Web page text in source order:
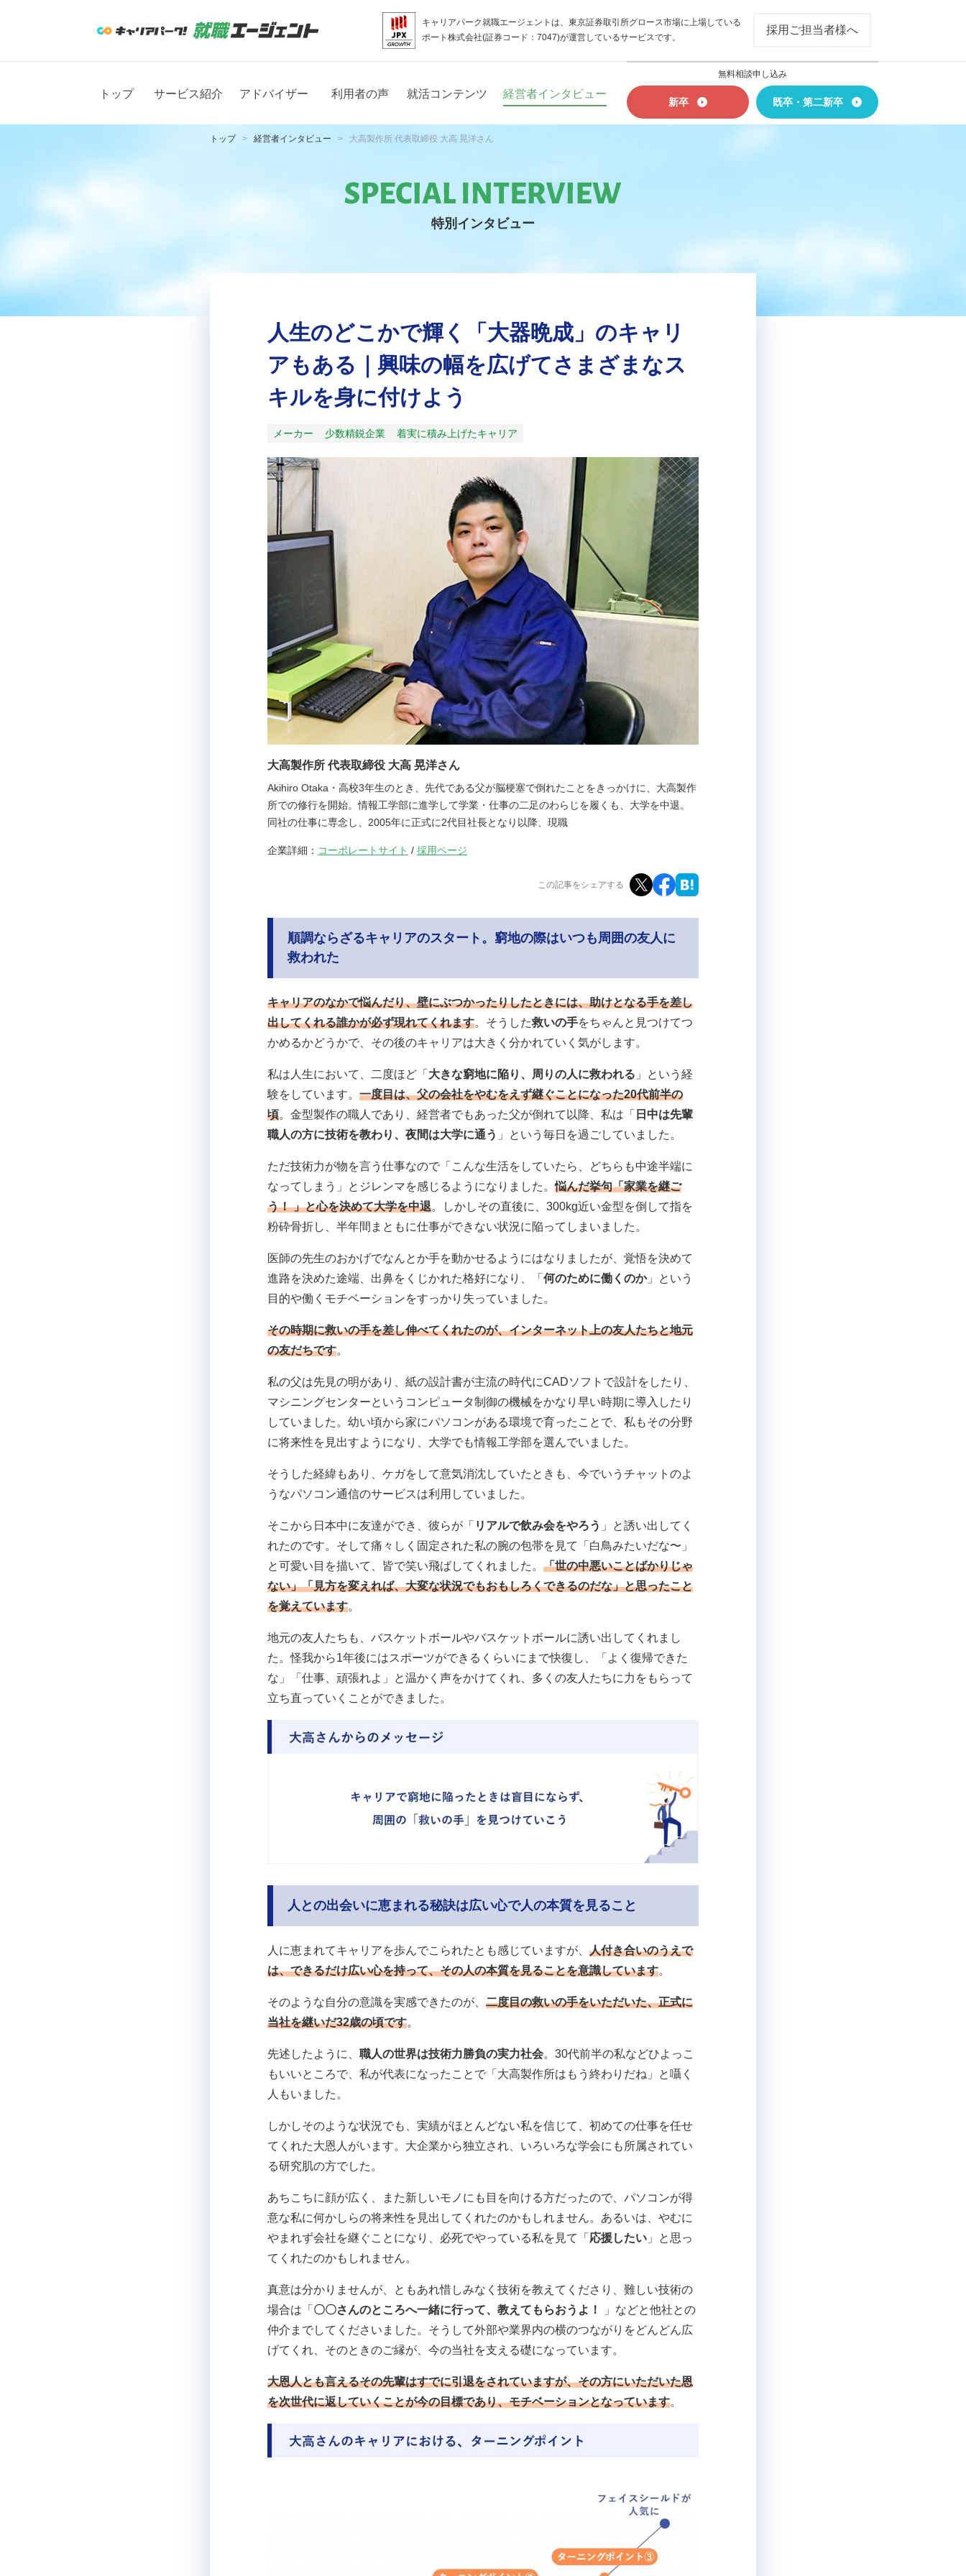
キャリアパーク就職エージェントは、東京証券取引所グロース市場に上場している
ポート株式会社(証券コード：7047)が運営しているサービスです。
採用ご担当者様へ
トップ サービス紹介 アドバイザー 利用者の声 就活コンテンツ 経営者インタビュー
無料相談申し込み
新卒 既卒・第二新卒
トップ 経営者インタビュー 大高製作所 代表取締役 大高 晃洋さん
特別インタビュー
人生のどこかで輝く「大器晩成」のキャリ
アもある｜興味の幅を広げてさまざまなス
キルを身に付けよう
メーカー 少数精鋭企業 着実に積み上げたキャリア
大高製作所 代表取締役 大高 晃洋さん
Akihiro Otaka・高校3年生のとき、先代である父が脳梗塞で倒れたことをきっかけに、大高製作
所での修行を開始。情報工学部に進学して学業・仕事の二足のわらじを履くも、大学を中退。
同社の仕事に専念し、2005年に正式に2代目社長となり以降、現職
企業詳細： コーポレートサイト / 採用ページ
この記事をシェアする
順調ならざるキャリアのスタート。窮地の際はいつも周囲の友人に
救われた
キャリアのなかで悩んだり、壁にぶつかったりしたときには、助けとなる手を差し
出してくれる誰かが必ず現れてくれます。そうした救いの手をちゃんと見つけてつ
かめるかどうかで、その後のキャリアは大きく分かれていく気がします。
私は人生において、二度ほど「 大きな窮地に陥り、周りの人に救われる 」という経
験をしています。 一度目は、父の会社をやむをえず継ぐことになった20代前半の
頃。金型製作の職人であり、経営者でもあった父が倒れて以降、私は「 日中は先輩
職人の方に技術を教わり、夜間は大学に通う 」という毎日を過ごしていました。
ただ技術力が物を言う仕事なので「こんな生活をしていたら、どちらも中途半端に
なってしまう」とジレンマを感じるようになりました。悩んだ挙句「家業を継ご
う！ 」と心を決めて大学を中退。しかしその直後に、300kg近い金型を倒して指を
粉砕骨折し、半年間まともに仕事ができない状況に陥ってしまいました。
医師の先生のおかげでなんとか手を動かせるようにはなりましたが、覚悟を決めて
進路を決めた途端、出鼻をくじかれた格好になり、「 何のために働くのか」という
目的や働くモチベーションをすっかり失っていました。
その時期に救いの手を差し伸べてくれたのが、インターネット上の友人たちと地元
の友だちです。
私の父は先見の明があり、紙の設計書が主流の時代にCADソフトで設計をしたり、
マシニングセンターというコンピュータ制御の機械をかなり早い時期に導入したり
していました。幼い頃から家にパソコンがある環境で育ったことで、私もその分野
に将来性を見出すようになり、大学でも情報工学部を選んでいました。
そうした経緯もあり、ケガをして意気消沈していたときも、今でいうチャットのよ
うなパソコン通信のサービスは利用していました。
そこから日本中に友達ができ、彼らが「 リアルで飲み会をやろう 」と誘い出してく
れたのです。そして痛々しく固定された私の腕の包帯を見て「白鳥みたいだな〜」
と可愛い目を描いて、皆で笑い飛ばしてくれました。 「世の中悪いことばかりじゃ
ない」「見方を変えれば、大変な状況でもおもしろくできるのだな」と思ったこと
を覚えています。
地元の友人たちも、バスケットボールやバスケットボールに誘い出してくれまし
た。怪我から1年後にはスポーツができるくらいにまで快復し、「よく復帰できた
な」「仕事、頑張れよ」と温かく声をかけてくれ、多くの友人たちに力をもらって
立ち直っていくことができました。
人との出会いに恵まれる秘訣は広い心で人の本質を見ること
人に恵まれてキャリアを歩んでこられたとも感じていますが、 人付き合いのうえで
は、できるだけ広い心を持って、その人の本質を見ることを意識しています。
そのような自分の意識を実感できたのが、 二度目の救いの手をいただいた、正式に
当社を継いだ32歳の頃です。
先述したように、 職人の世界は技術力勝負の実力社会。30代前半の私などひよっこ
もいいところで、私が代表になったことで「大高製作所はもう終わりだね」と囁く
人もいました。
しかしそのような状況でも、実績がほとんどない私を信じて、初めての仕事を任せ
てくれた大恩人がいます。大企業から独立され、いろいろな学会にも所属されてい
る研究肌の方でした。
あちこちに顔が広く、また新しいモノにも目を向ける方だったので、パソコンが得
意な私に何かしらの将来性を見出してくれたのかもしれません。あるいは、やむに
やまれず会社を継ぐことになり、必死でやっている私を見て「 応援したい 」と思っ
てくれたのかもしれません。
真意は分かりませんが、ともあれ惜しみなく技術を教えてくださり、難しい技術の
場合は「 〇〇さんのところへ一緒に行って、教えてもらおうよ！
」などと他社との
仲介までしてくださいました。そうして外部や業界内の横のつながりをどんどん広
げてくれ、そのときのご縁が、今の当社を支える礎になっています。
大恩人とも言えるその先輩はすでに引退をされていますが、その方にいただいた恩
を次世代に返していくことが今の目標であり、モチベーションとなっています。